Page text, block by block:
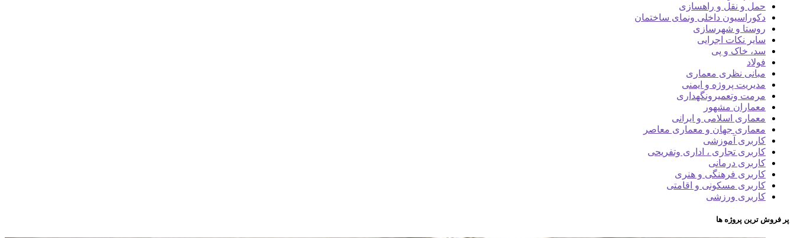
حمل و نقل و راهسازی
دکوراسیون داخلی ونمای ساختمان
روستا و شهرسازی
سایر نکات اجرایی
سد، خاک و پی
فولاد
مبانی نظری معماری
مدیریت پروژه و ایمنی
مرمت وتعمیرونگهداری
معماران مشهور
معماری اسلامی و ایرانی
معماری جهان و معماری معاصر
کاربری آموزشی
کاربری تجاری ، اداری وتفریحی
کاربری درمانی
کاربری فرهنگی و هنری
کاربری مسکونی و اقامتی
کاربری ورزشی
پر فروش ترین پروژه ها